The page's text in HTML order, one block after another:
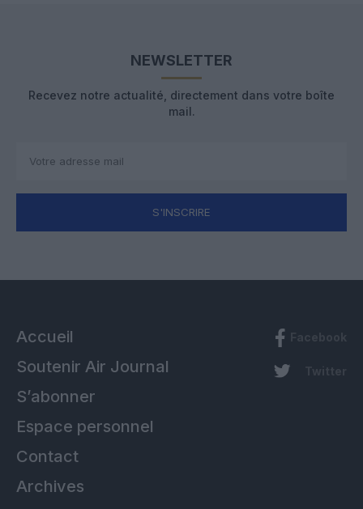
NEWSLETTER
Recevez notre actualité, directement dans votre boîte
mail.
S'INSCRIRE
Accueil
Soutenir Air Journal
S’abonner
Espace personnel
Contact
Archives